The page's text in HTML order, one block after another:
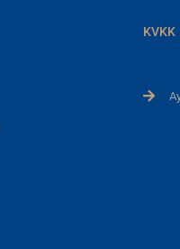
KVKK